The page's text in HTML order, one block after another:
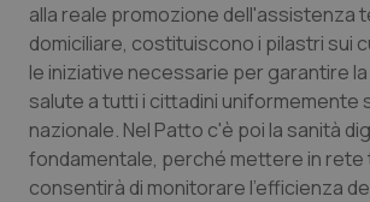
Piemonte
Provincia Autonoma di
Provincia Autonoma di Trento
HIV
Infezioni & Febbre
Ipertensione & Scompenso
alla reale promozione dell'assistenza
domiciliare, costituiscono i pilastri sui
le iniziative necessarie per garantire
salute a tutti i cittadini uniformemente
nazionale. Nel Patto c'è poi la sanità
fondamentale, perché mettere in rete
consentirà di monitorare l'efficienza